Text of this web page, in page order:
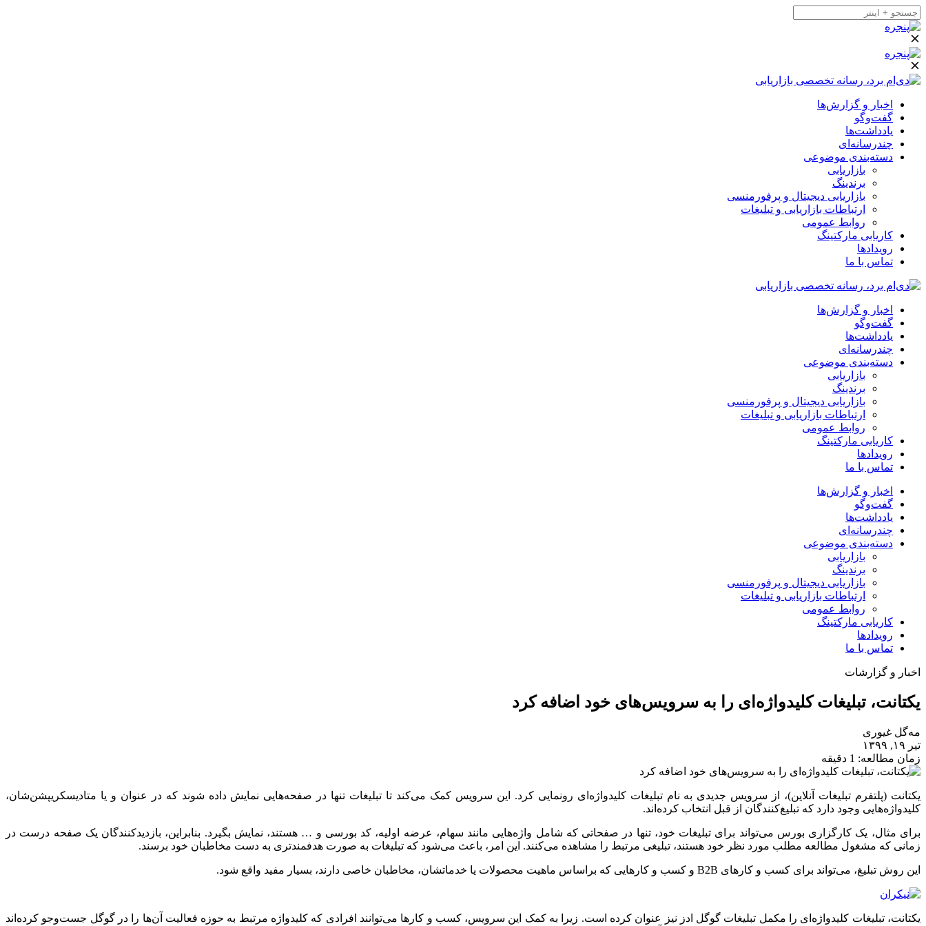
اخبار و گزارش‌ها
گفت‌وگو
یادداشت‌ها
چندرسانه‌ای
دسته‌بندی موضوعی
بازاریابی
برندینگ
بازاریابی دیجیتال و پرفورمنسی
ارتباطات بازاریابی و تبلیغات
روابط عمومی
کاریابی مارکتینگ
رویدادها
تماس با ما
اخبار و گزارش‌ها
گفت‌وگو
یادداشت‌ها
چندرسانه‌ای
دسته‌بندی موضوعی
بازاریابی
برندینگ
بازاریابی دیجیتال و پرفورمنسی
ارتباطات بازاریابی و تبلیغات
روابط عمومی
کاریابی مارکتینگ
رویدادها
تماس با ما
اخبار و گزارش‌ها
گفت‌وگو
یادداشت‌ها
چندرسانه‌ای
دسته‌بندی موضوعی
بازاریابی
برندینگ
بازاریابی دیجیتال و پرفورمنسی
ارتباطات بازاریابی و تبلیغات
روابط عمومی
کاریابی مارکتینگ
رویدادها
تماس با ما
اخبار و گزارشات
یکتانت، تبلیغات کلیدواژه‌ای را به سرویس‌های خود اضافه کرد
مه‌گل غیوری
تیر ۱۹, ۱۳۹۹
زمان مطالعه: 1 دقیقه
یکتانت (پلتفرم تبلیغات آنلاین)‌، از سرویس جدیدی به نام تبلیغات کلیدواژه‌ای رونمایی کرد. این سرویس کمک می‌کند تا تبلیغات تنها در صفحه‌هایی نمایش داده شوند که در عنوان و یا متادیسکریپشن‌‍‌شان،
کلیدواژه‌هایی وجود دارد که تبلیغ‌کنندگان از قبل انتخاب کرده‌اند.
برای مثال، یک کارگزاری بورس می‌تواند برای تبلیغات خود، تنها در صفحاتی که شامل واژه‌هایی مانند سهام، عرضه اولیه، کد بورسی و … هستند، نمایش بگیرد. بنابراین، بازدیدکنندگان یک صفحه درست در
زمانی که مشغول مطالعه مطلب مورد نظر خود هستند، تبلیغی مرتبط را مشاهده می‌کنند. این امر، باعث می‌شود که تبلیغات به صورت هدفمندتری به دست مخاطبان خود برسند.
این روش تبلیغ، می‌تواند برای کسب و کارهای B2B و کسب و کارهایی که براساس ماهیت محصولات یا خدماتشان، مخاطبان خاصی دارند، بسیار مفید واقع شود.
یکتانت، تبلیغات کلیدواژه‌ای را مکمل تبلیغات گوگل ادز نیز عنوان کرده است. زیرا به کمک این سرویس، کسب و کارها می‌توانند افرادی که کلیدواژه مرتبط به حوزه فعالیت آن‌ها را در گوگل جست‌و‌جو کرده‌اند